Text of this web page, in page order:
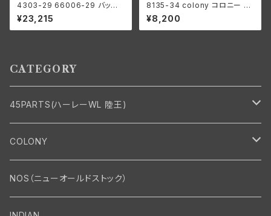
4303-29 66006-29 バッテリ
ー 6V プラスチック 1929-64年
98x112x215mm
¥23,215
8135-34 colony コロニー カ
ドミメッキ ファスナー モーター
ケース キット ハーレーダビッド
ソン
¥8,200
CATEGORY
45PARTS(ハーレーWL 陸王)
エンジン
エンジン・シリンダーヘッド
バルブ・タペット関係
マフラー・インテーク・キャブレター
マフラー関係
COLONY
Bolt・Nut
Nut
NOS（ニューオールドストック）